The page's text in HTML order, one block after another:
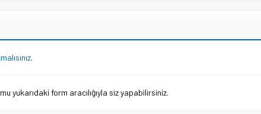
.
yukarıdaki form aracılığıyla siz yapabilirsiniz.